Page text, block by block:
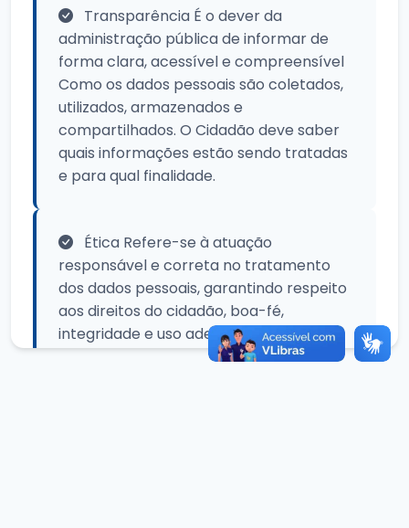
Transparência É o dever da
administração pública de informar de
forma clara, acessível e compreensível
Como os dados pessoais são coletados,
utilizados, armazenados e
compartilhados. O Cidadão deve saber
quais informações estão sendo tratadas
e para qual finalidade.
Ética Refere-se à atuação
responsável e correta no tratamento
dos dados pessoais, garantindo respeito
aos direitos do cidadão, boa-fé,
integridade e uso adequado das
informações pela Administração pública.